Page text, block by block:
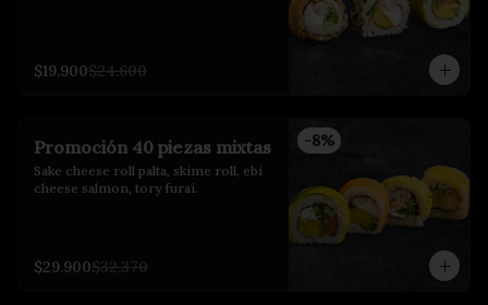
$19.900$24.600
-8%
Promoción 40 piezas mixtas
Sake cheese roll palta, skime roll, ebi
cheese salmon, tory furai.
$29.900$32.370